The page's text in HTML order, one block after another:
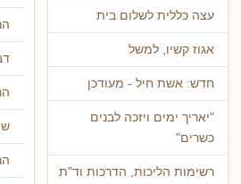
עצה כללית לשלום בית
אגוז קשיו, למשל
חדש: אשת חיל - מעודכן
"יאריך ימים ויזכה לבנים
כשרים"
רשימות הליכות, הדרכות וד"ת